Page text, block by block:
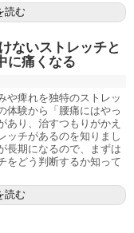
読む
ないストレッチと
に痛くなる
や痺れを独特のストレッ
体験から「腰痛にはやっ
あり、治すつもりがかえ
ッチがあるのを知りまし
長期になるので、まずは
をどう判断するか知って
読む